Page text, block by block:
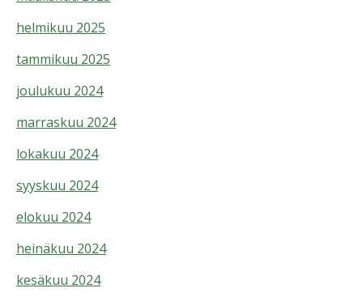
helmikuu 2025
tammikuu 2025
joulukuu 2024
marraskuu 2024
lokakuu 2024
syyskuu 2024
elokuu 2024
heinäkuu 2024
kesäkuu 2024